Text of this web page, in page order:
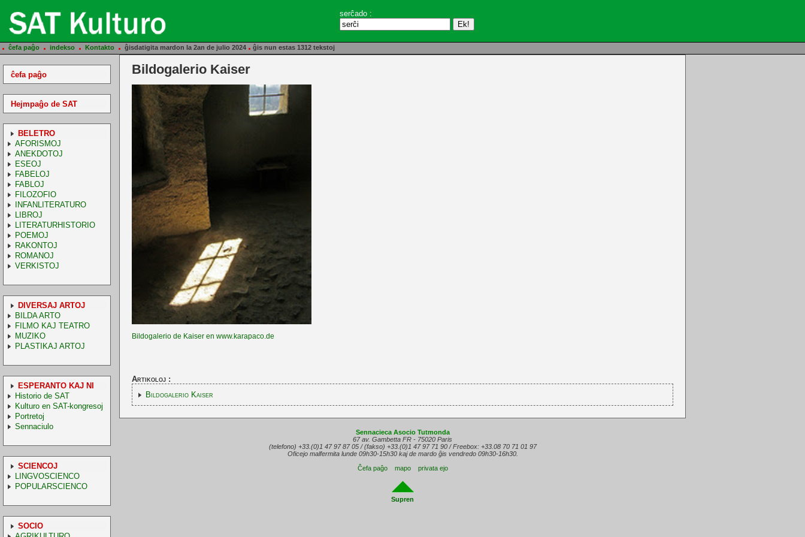
serĉado :
. ĉefa paĝo . indekso . Kontakto . ĝisdatigita mardon la 2an de julio 2024 . ĝis nun estas 1312 tekstoj
ĉefa paĝo
Hejmpaĝo de SAT
BELETRO
AFORISMOJ
ANEKDOTOJ
ESEOJ
FABELOJ
FABLOJ
FILOZOFIO
INFANLITERATURO
LIBROJ
LITERATURHISTORIO
POEMOJ
RAKONTOJ
ROMANOJ
VERKISTOJ
DIVERSAJ ARTOJ
BILDA ARTO
FILMO KAJ TEATRO
MUZIKO
PLASTIKAJ ARTOJ
ESPERANTO KAJ NI
Historio de SAT
Kulturo en SAT-kongresoj
Portretoj
Sennaciulo
SCIENCOJ
LINGVOSCIENCO
POPULARSCIENCO
SOCIO
Bildogalerio Kaiser
Bildogalerio de Kaiser en www.karapaco.de
Artikoloj :
Bildogalerio Kaiser
Sennacieca Asocio Tutmonda
67 av. Gambetta FR - 75020 Paris
(telefono) +33.(0)1 47 97 87 05 / (fakso) +33.(0)1 47 97 71 90 / Freebox: +33.08 70 71 01 97
Oficejo malfermita lunde 09h30-15h30 kaj de mardo ĝis vendredo 09h30-16h30.
Ĉefa paĝo
mapo privata ejo
Supren